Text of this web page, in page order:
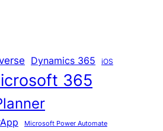
Dynamics 365 iOS
365
Microsoft Power Automate